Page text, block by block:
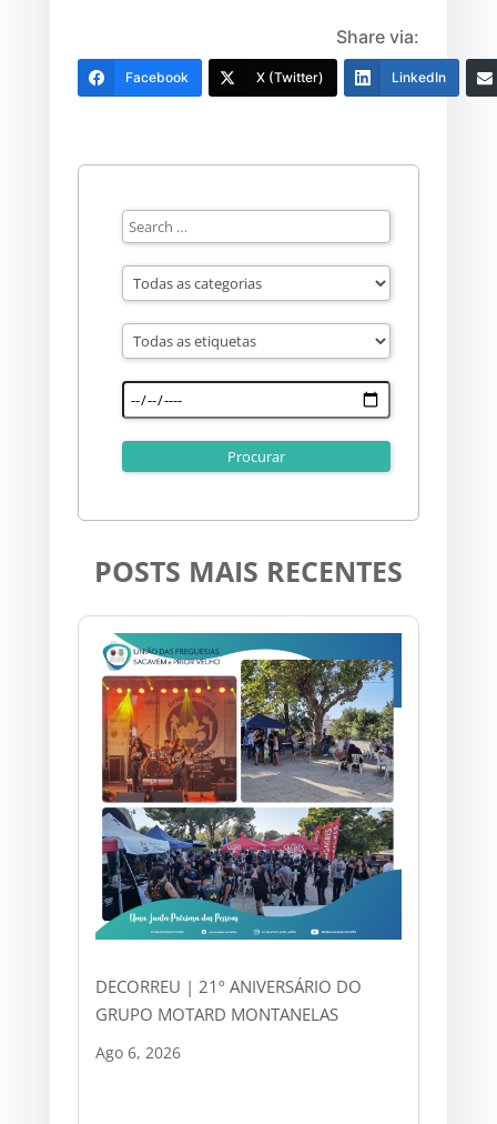
Share via:
Facebook X (Twitter) LinkedIn
POSTS MAIS RECENTES
DECORREU | 21º ANIVERSÁRIO DO
GRUPO MOTARD MONTANELAS
Ago 6, 2026